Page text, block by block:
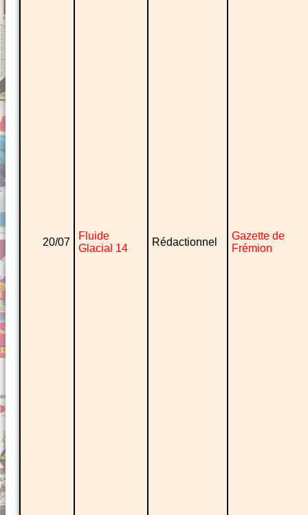
20/07
Fluide
Glacial 14
Rédactionnel
Gazette de
Frémion